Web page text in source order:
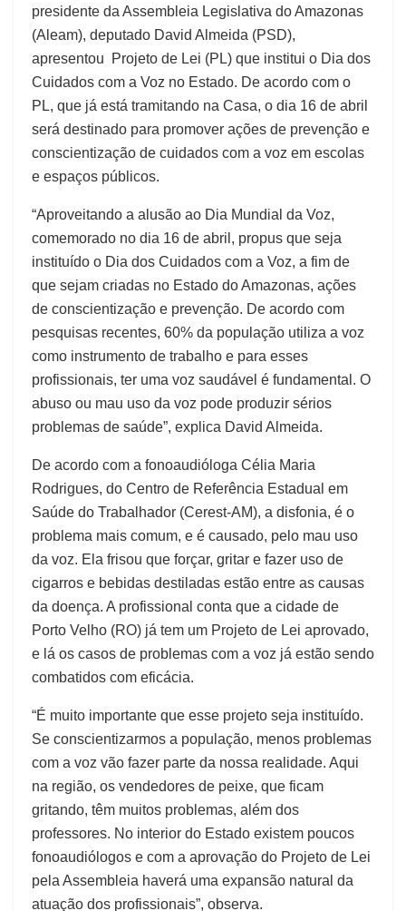
presidente da Assembleia Legislativa do Amazonas
(Aleam), deputado David Almeida (PSD),
apresentou Projeto de Lei (PL) que institui o Dia dos
Cuidados com a Voz no Estado. De acordo com o
PL, que já está tramitando na Casa, o dia 16 de abril
será destinado para promover ações de prevenção e
conscientização de cuidados com a voz em escolas
e espaços públicos.
“Aproveitando a alusão ao Dia Mundial da Voz,
comemorado no dia 16 de abril, propus que seja
instituído o Dia dos Cuidados com a Voz, a fim de
que sejam criadas no Estado do Amazonas, ações
de conscientização e prevenção. De acordo com
pesquisas recentes, 60% da população utiliza a voz
como instrumento de trabalho e para esses
profissionais, ter uma voz saudável é fundamental. O
abuso ou mau uso da voz pode produzir sérios
problemas de saúde”, explica David Almeida.
De acordo com a fonoaudióloga Célia Maria
Rodrigues, do Centro de Referência Estadual em
Saúde do Trabalhador (Cerest-AM), a disfonia, é o
problema mais comum, e é causado, pelo mau uso
da voz. Ela frisou que forçar, gritar e fazer uso de
cigarros e bebidas destiladas estão entre as causas
da doença. A profissional conta que a cidade de
Porto Velho (RO) já tem um Projeto de Lei aprovado,
e lá os casos de problemas com a voz já estão sendo
combatidos com eficácia.
“É muito importante que esse projeto seja instituído.
Se conscientizarmos a população, menos problemas
com a voz vão fazer parte da nossa realidade. Aqui
na região, os vendedores de peixe, que ficam
gritando, têm muitos problemas, além dos
professores. No interior do Estado existem poucos
fonoaudiólogos e com a aprovação do Projeto de Lei
pela Assembleia haverá uma expansão natural da
atuação dos profissionais”, observa.